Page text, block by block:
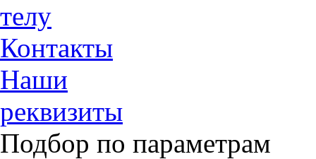
телу
Контакты
Наши
реквизиты
Подбор по параметрам